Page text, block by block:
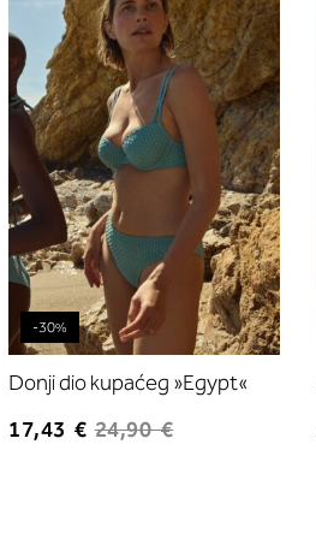
-30%
listu
želja
Donji dio kupaćeg »Egypt«
17,43 € 24,90 €